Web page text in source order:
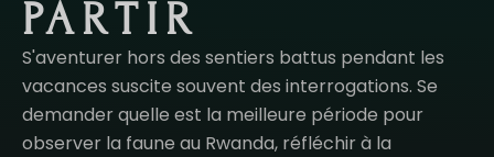
PARTIR
S'aventurer hors des sentiers battus pendant les
vacances suscite souvent des interrogations. Se
demander quelle est la meilleure période pour
observer la faune au Rwanda, réfléchir à la